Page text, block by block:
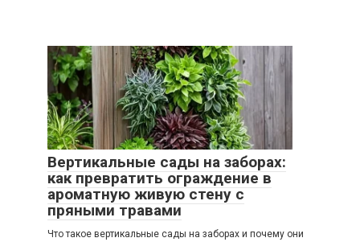
Вертикальные сады на заборах:
как превратить ограждение в
ароматную живую стену с
пряными травами
Что такое вертикальные сады на заборах и почему они